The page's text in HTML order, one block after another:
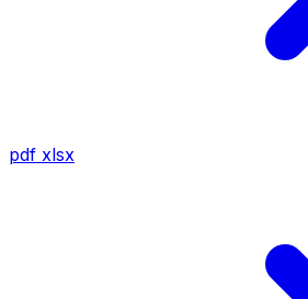
pdf xlsx